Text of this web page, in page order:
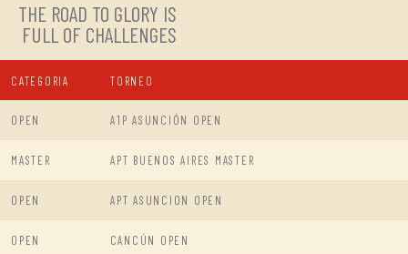
THE ROAD TO GLORY IS
FULL OF CHALLENGES
CATEGORIA TORNEO
OPEN A1P ASUNCIÓN OPEN
MASTER APT BUENOS AIRES MASTER
OPEN APT ASUNCION OPEN
OPEN CANCÚN OPEN